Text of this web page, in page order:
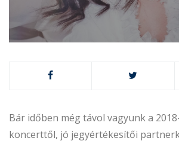
Bár időben még távol vagyunk a
koncerttől, jó jegyértékesítői